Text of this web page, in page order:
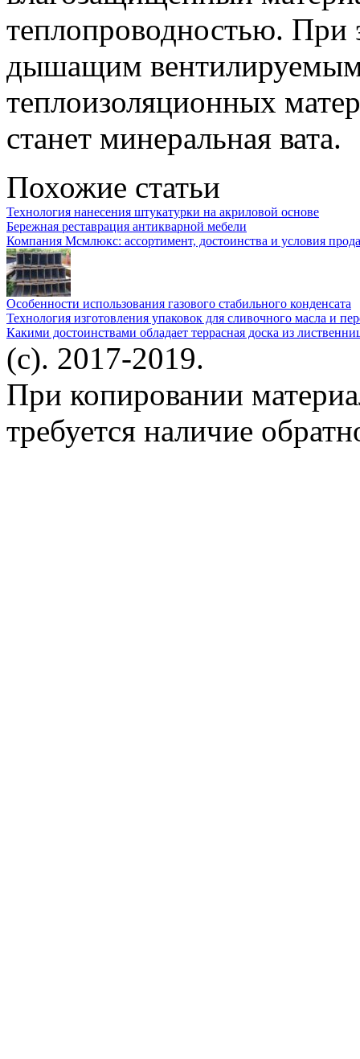
теплопроводностью. При
дышащим
теплоизоляционных
станет минеральная вата.
Похожие статьи
Технология нанесения штукатурки на акриловой основе
Бережная реставрация антикварной мебели
Компания Мсмлюкс: ассортимент, достоинства и условия
Особенности использования газового стабильного конденсата
Технология изготовления упаковок для сливочного масла и
Какими достоинствами обладает террасная доска из
(c). 2017-2019.
При копировании
требуется наличие